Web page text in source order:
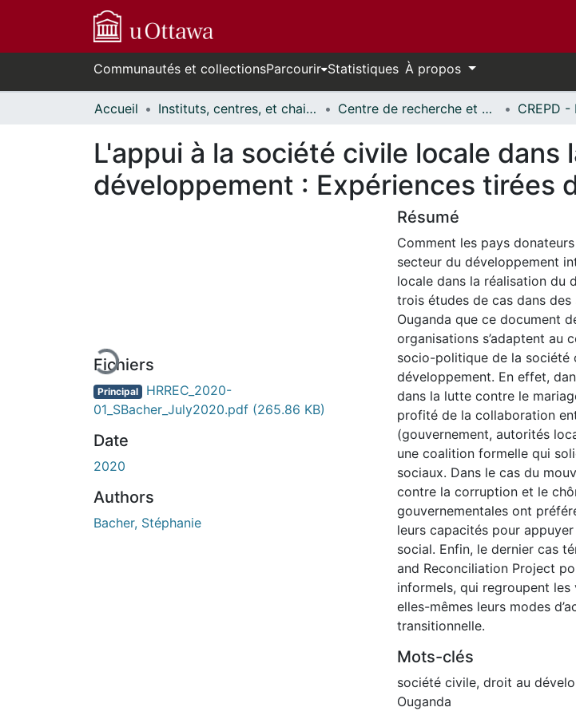
Communautés et collectionsParcourir Statistiques À propos
Accueil Instituts, centres, et chaires de recherche // Research Institutes, Centres, and Chairs Centre de recherche et d’enseignement sur les droits de la personne // Human Rights Research and Education Centre
L'appui à la société civile locale dans
développement : Expériences tirées
Fichiers
Principal HRREC_2020-
01_SBacher_July2020.pdf (265.86 KB)
Date
2020
Authors
Bacher, Stéphanie
Résumé
Comment les pays
secteur du développement
locale dans la réalisation du
trois études de cas dans
Ouganda que ce document
organisations s’adaptent au
socio-politique de la société
développement. En effet,
dans la lutte contre le
profité de la collaboration
(gouvernement, autorités
une coalition formelle qui
sociaux. Dans le cas du
contre la corruption et le
gouvernementales ont
leurs capacités pour
social. Enfin, le dernier cas
and Reconciliation Project
informels, qui regroupent
elles-mêmes leurs modes
transitionnelle.
Mots-clés
société civile, droit au
Ouganda